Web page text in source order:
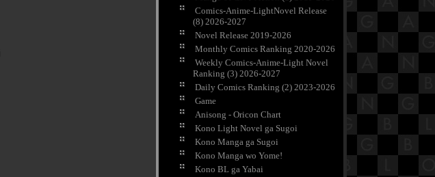
Comics-Anime-LightNovel Release
(8) 2026-2027
Novel Release 2019-2026
Monthly Comics Ranking 2020-2026
Weekly Comics-Anime-Light Novel
Ranking (3) 2026-2027
Daily Comics Ranking (2) 2023-2026
Game
Anisong - Oricon Chart
Kono Light Novel ga Sugoi
Kono Manga ga Sugoi
Kono Manga wo Yome!
Kono BL ga Yabai